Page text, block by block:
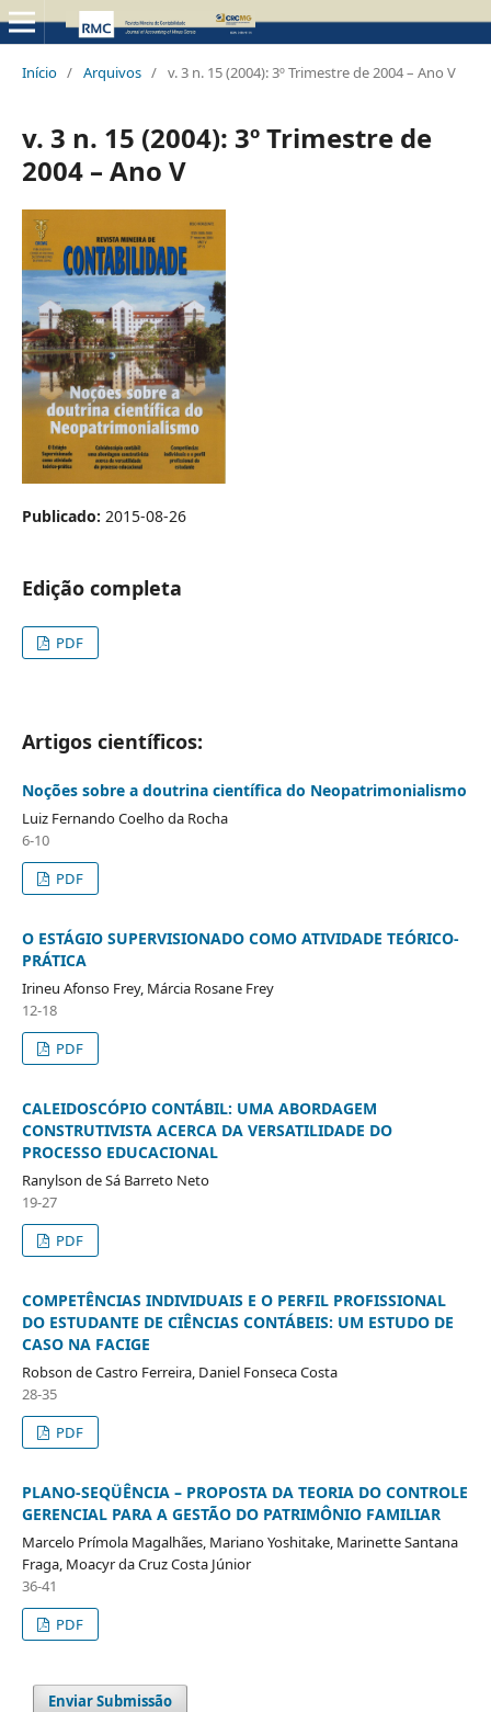
Início / Arquivos / v. 3 n. 15 (2004): 3º Trimestre de 2004 – Ano V
v. 3 n. 15 (2004): 3º Trimestre de
2004 – Ano V
Publicado: 2015-08-26
Edição completa
PDF
Artigos científicos:
Noções sobre a doutrina científica do Neopatrimonialismo
Luiz Fernando Coelho da Rocha
6-10
PDF
O ESTÁGIO SUPERVISIONADO COMO ATIVIDADE TEÓRICO-
PRÁTICA
Irineu Afonso Frey, Márcia Rosane Frey
12-18
PDF
CALEIDOSCÓPIO CONTÁBIL: UMA ABORDAGEM
CONSTRUTIVISTA ACERCA DA VERSATILIDADE DO
PROCESSO EDUCACIONAL
Ranylson de Sá Barreto Neto
19-27
PDF
COMPETÊNCIAS INDIVIDUAIS E O PERFIL PROFISSIONAL
DO ESTUDANTE DE CIÊNCIAS CONTÁBEIS: UM ESTUDO DE
CASO NA FACIGE
Robson de Castro Ferreira, Daniel Fonseca Costa
28-35
PDF
PLANO-SEQÜÊNCIA – PROPOSTA DA TEORIA DO CONTROLE
GERENCIAL PARA A GESTÃO DO PATRIMÔNIO FAMILIAR
Marcelo Prímola Magalhães, Mariano Yoshitake, Marinette Santana
Fraga, Moacyr da Cruz Costa Júnior
36-41
PDF
Enviar Submissão